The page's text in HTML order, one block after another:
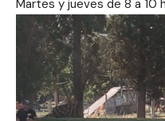
Martes y jueves de 8 a 10